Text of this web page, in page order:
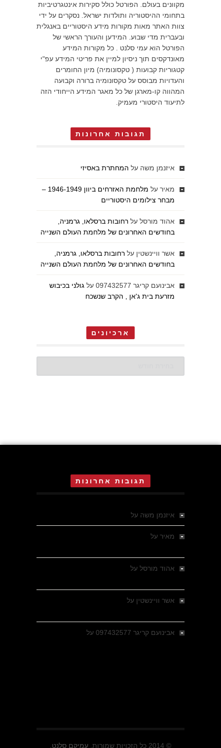
מקוונים בעולם. הפורטל כולל סקירות אינטגרטיביות
בתחומי ההיסטוריה ותולדות ישראל. נסקרים על ידי
צוות האתר מאות מקורות מידע היסטוריים באנגלית
ובעברית מדי שבוע. המידען והעורך הראשי של
הפורטל הוא עמי סלנט . כל מקורות המידע
מאונדקסים תוך ניסיון למיין את פריטי המידע עפ"י
קטגוריות קבועות ( טקסונומיה) מיון החומרים
והעדויות מבוסס על טקסונומיה ברורה וקבועה
המהווה קו-מארגן של כל מאגר המידע הייחודי הזה
לתיעוד היסטורי מעמיק.
תגובות אחרונות
איזנמן משה על המחתרת באסיזי
מאיר על
מלחמת האזרחים ביוון 1946-1949 –
מבחר צילומים היסטוריים
אהוד מורסל על רחובות ברסלאו, גרמניה,
בחודשים האחרונים של מלחמת העולם השנייה
אשר וויינשטין על רחובות ברסלאו, גרמניה,
בחודשים האחרונים של מלחמת העולם השנייה
אבינועם קריגר 097432577 על גולני בכיבוש
מזרעת בית ג'אן , הקרב שנשכח
ארכיונים
תגובות אחרונות
איזנמן משה על
מאיר על
אהוד מורסל על
אשר וויינשטין על
אבינועם קריגר 097432577 על
© 2014 כל הזכויות שמורות. עמיקם סלנט.